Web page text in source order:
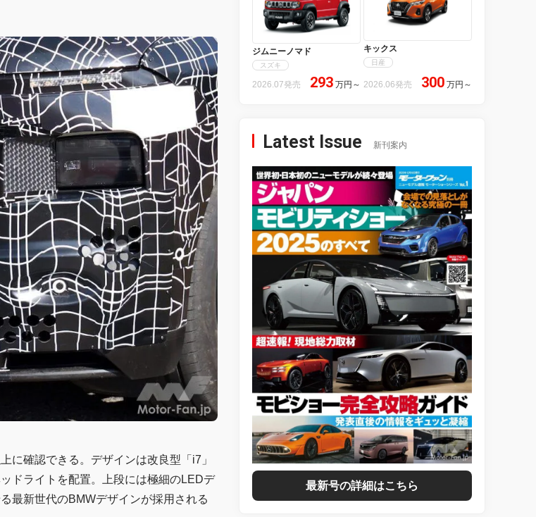
に確認できる。デザインは改良型「i7」
ドライトを配置。上段には極細のLEDデ
最新世代のBMWデザインが採用される
ジムニーノマド
スズキ
2026.07発売 293 万円 ～
キックス
日産
2026.06発売 300 万円 ～
Latest Issue 新刊案内
最新号の詳細はこちら